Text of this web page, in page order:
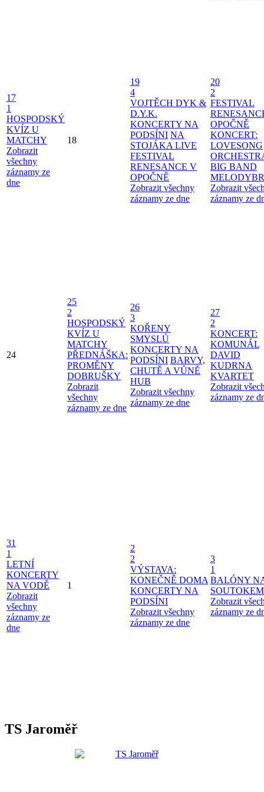
17
1
HOSPODSKÝ
KVÍZ U
MATCHY
Zobrazit
všechny
záznamy ze
dne
18
19
4
VOJTĚCH DYK &
D.Y.K.
KONCERTY NA
PODSÍNI NA
STOJÁKA LIVE
FESTIVAL
RENESANCE V
OPOČNĚ
Zobrazit všechny
záznamy ze dne
20
2
FESTIVAL
OPOČNĚ
KONCERT:
LOVESONG
BIG BAND
Zobrazit
záznamy ze
24
25
2
HOSPODSKÝ
KVÍZ U
MATCHY
PŘEDNÁŠKA:
PROMĚNY
DOBRUŠKY
Zobrazit
všechny
záznamy ze dne
26
3
KOŘENY
SMYSLŮ
KONCERTY NA
PODSÍNI BARVY,
CHUTĚ A VŮNĚ
HUB
Zobrazit všechny
záznamy ze dne
27
2
KONCERT:
KOMUNÁL
DAVID
KUDRNA
KVARTET
Zobrazit
záznamy ze
31
1
LETNÍ
KONCERTY
NA VODĚ
Zobrazit
všechny
záznamy ze
dne
1
2
2
VÝSTAVA:
KONEČNĚ DOMA
KONCERTY NA
PODSÍNI
Zobrazit všechny
záznamy ze dne
3
1
BALÓNY
SOUTOKEM
Zobrazit
záznamy ze
TS Jaroměř